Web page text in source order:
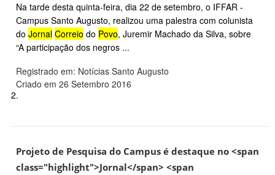
Na tarde desta quinta-feira, dia 22 de setembro, o IFFAR -
Campus Santo Augusto, realizou uma palestra com colunista
do Jornal Correio do Povo, Juremir Machado da Silva, sobre
“A participação dos negros ...
Registrado em: Notícias Santo Augusto
Criado em 26 Setembro 2016
2.
Projeto de Pesquisa do Campus é destaque no <span
class="highlight">Jornal</span> <span